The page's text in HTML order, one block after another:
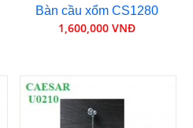
Bàn cầu xổm CS1280
1,600,000 VNĐ